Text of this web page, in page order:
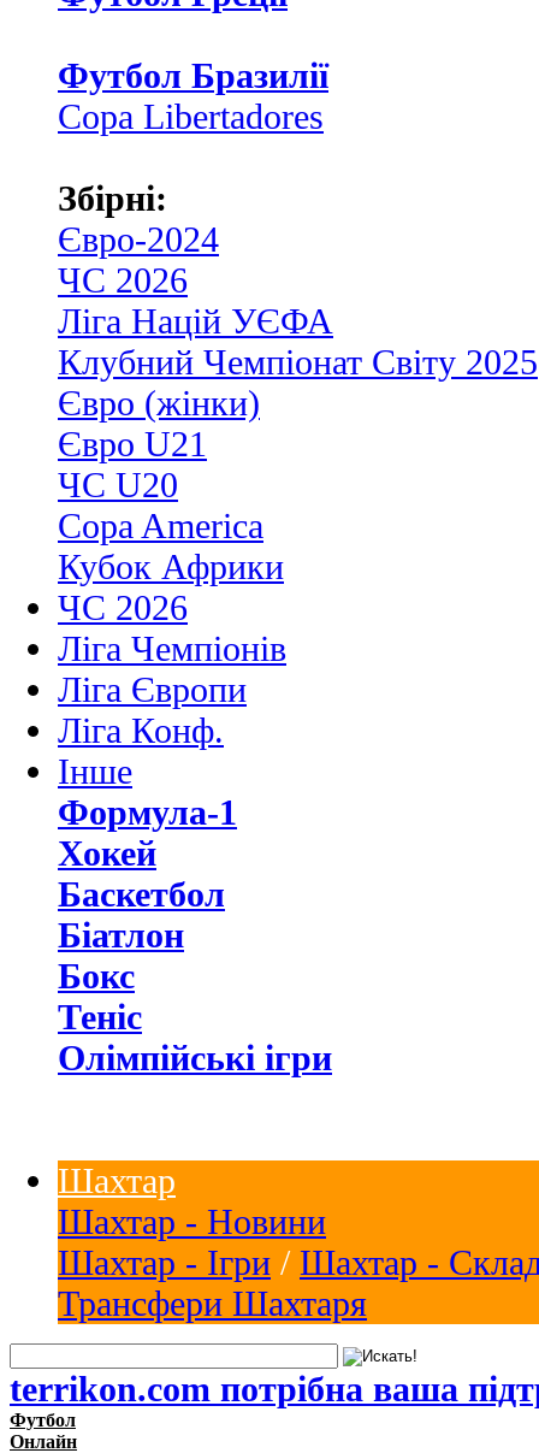
Футбол Бразилії
Copa Libertadores
Збірні:
Євро-2024
ЧС 2026
Ліга Націй УЄФА
Клубний Чемпіонат Світу 2025
Євро (жінки)
Євро U21
ЧС U20
Copa America
Кубок Африки
ЧС 2026
Ліга Чемпіонів
Ліга Європи
Ліга Конф.
Інше
Формула-1
Хокей
Баскетбол
Біатлон
Бокс
Теніс
Олімпійські ігри
Шахтар
Шахтар - Новини
Шахтар - Ігри / Шахтар -
Трансфери Шахтаря
terrikon.com потрібна ваша
Футбол
Онлайн